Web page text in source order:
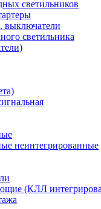
светильников
выключатели
светильника
неинтегрированные
(КЛЛ